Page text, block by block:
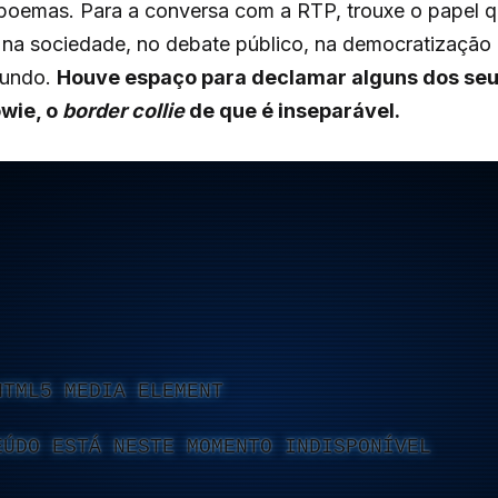
Para a conversa com a RTP, trouxe o papel
sociedade, no debate público, na democratização
Houve espaço para declamar alguns dos
o border colliede que é inseparável.
MEDIA ELEMENT
ESTÁ NESTE MOMENTO INDISPONÍVEL